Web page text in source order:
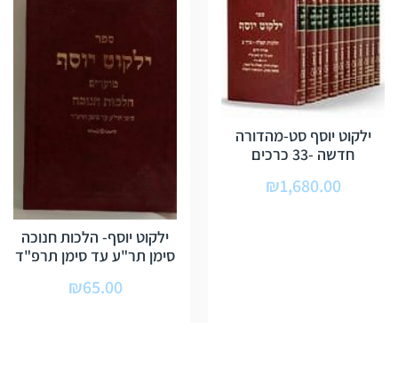
ילקוט יוסף סט-מהדורה
חדשה -33 כרכים
₪1,680.00
ילקוט יוסף- הלכות חנוכה
סימן תר"ע עד סימן תרפ"ד
₪65.00